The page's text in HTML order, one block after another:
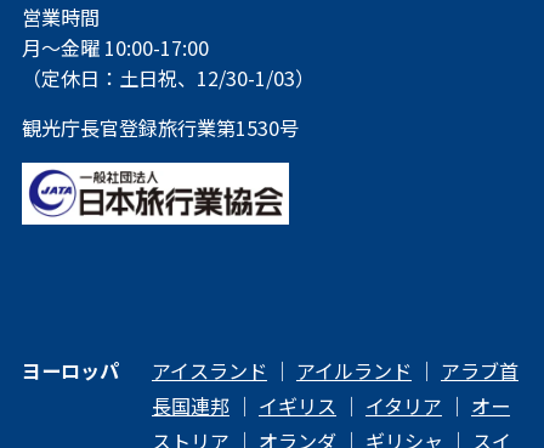
営業時間
月～金曜 10:00-17:00
（定休日：土日祝、12/30-1/03）
観光庁長官登録旅行業第1530号
ヨーロッパ アイスランド ｜ アイルランド ｜ アラブ首
長国連邦｜ イギリス ｜ イタリア ｜ オー
ストリア ｜ オランダ｜ ギリシャ ｜ スイ